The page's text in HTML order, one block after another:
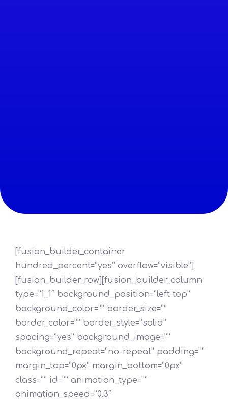
[fusion_builder_container
hundred_percent=”yes” overflow=”visible”]
[fusion_builder_row][fusion_builder_column
type=”1_1″ background_position=”left top”
background_color=”” border_size=””
border_color=”” border_style=”solid”
spacing=”yes” background_image=””
background_repeat=”no-repeat” padding=””
margin_top=”0px” margin_bottom=”0px”
class=”” id=”” animation_type=””
animation_speed=”0.3″